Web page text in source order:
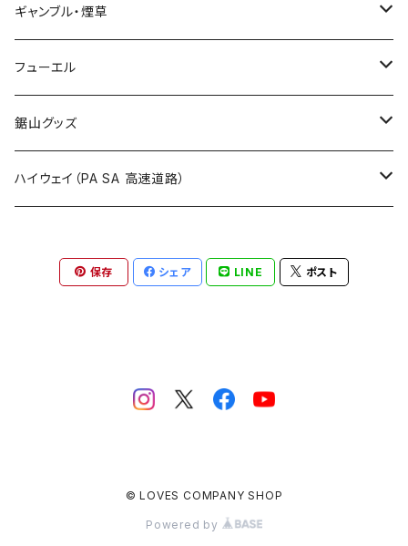
ROUTE700～799号線
ROUTE 600～699号線
ROUTE 700～799号線
ROUTE 600～699号線
ROUTE 700～799号線
ステッカー
福島県
茨城県
栃木県
群馬県
LIVE配信禁止
撮影禁止
ギャンブル・煙草
ホテルキーホルダー
たばこ・禁煙ステッカー
フューエル
ステッカー
鋸山グッズ
Tシャツ
ステッカー
アクリルキーホルダー
ハイウェイ（PA SA 高速道路）
保存 シェア LINE ポスト
© LOVES COMPANY SHOP
Powered by